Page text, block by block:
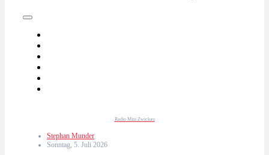
Radio Mini Zwickau
Stephan Munder
Sonntag, 5. Juli 2026